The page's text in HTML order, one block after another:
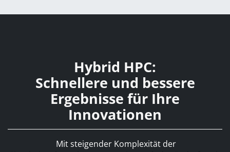
Hybrid HPC:
Schnellere und bessere
Ergebnisse für Ihre
Innovationen
Mit steigender Komplexität der